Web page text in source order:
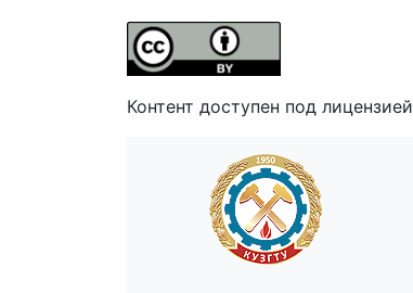
Контент доступен под лицензией